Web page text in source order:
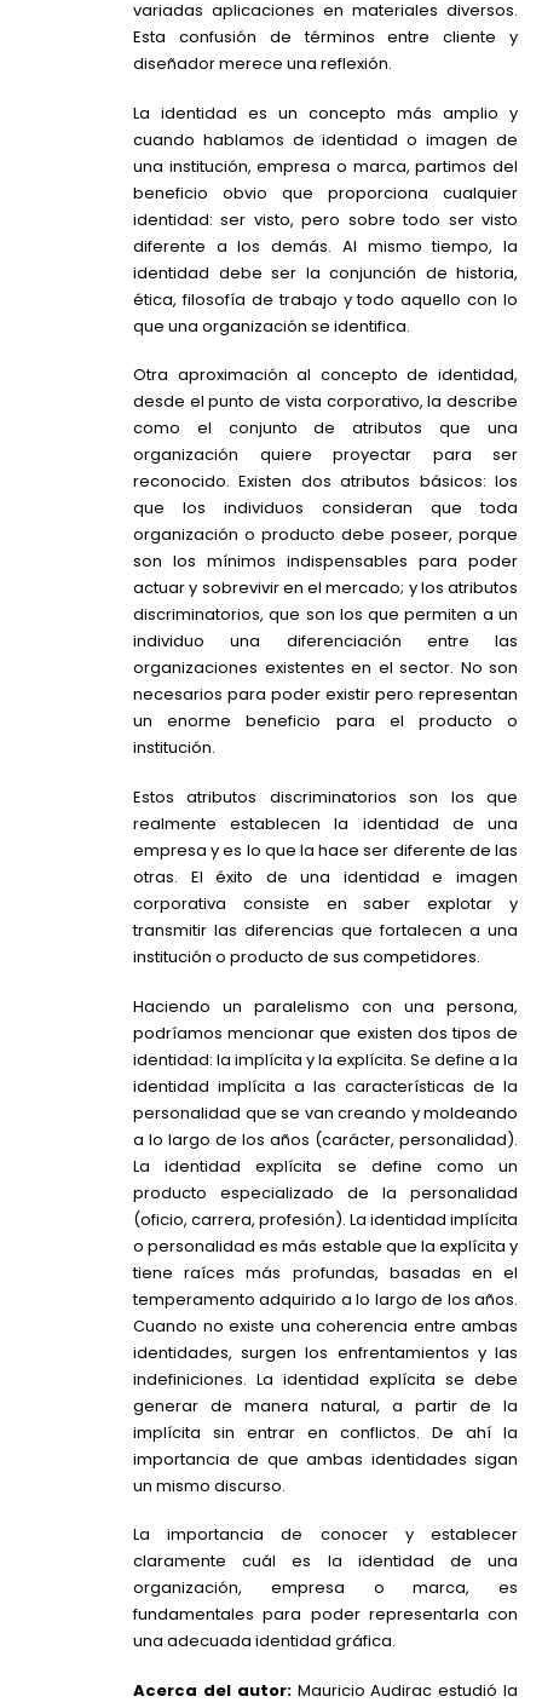
variadas aplicaciones en materiales diversos.
Esta confusión de términos entre cliente y
diseñador merece una reflexión.
La identidad es un concepto más amplio y
cuando hablamos de identidad o imagen de
una institución, empresa o marca, partimos del
beneficio obvio que proporciona cualquier
identidad: ser visto, pero sobre todo ser visto
diferente a los demás. Al mismo tiempo, la
identidad debe ser la conjunción de historia,
ética, filosofía de trabajo y todo aquello con lo
que una organización se identifica.
Otra aproximación al concepto de identidad,
desde el punto de vista corporativo, la describe
como el conjunto de atributos que una
organización quiere proyectar para ser
reconocido. Existen dos atributos básicos: los
que los individuos consideran que toda
organización o producto debe poseer, porque
son los mínimos indispensables para poder
actuar y sobrevivir en el mercado; y los atributos
discriminatorios, que son los que permiten a un
individuo una diferenciación entre las
organizaciones existentes en el sector. No son
necesarios para poder existir pero representan
un enorme beneficio para el producto o
institución.
Estos atributos discriminatorios son los que
realmente establecen la identidad de una
empresa y es lo que la hace ser diferente de las
otras. El éxito de una identidad e imagen
corporativa consiste en saber explotar y
transmitir las diferencias que fortalecen a una
institución o producto de sus competidores.
Haciendo un paralelismo con una persona,
podríamos mencionar que existen dos tipos de
identidad: la implícita y la explícita. Se define a la
identidad implícita a las características de la
personalidad que se van creando y moldeando
a lo largo de los años (carácter, personalidad).
La identidad explícita se define como un
producto especializado de la personalidad
(oficio, carrera, profesión). La identidad implícita
o personalidad es más estable que la explícita y
tiene raíces más profundas, basadas en el
temperamento adquirido a lo largo de los años.
Cuando no existe una coherencia entre ambas
identidades, surgen los enfrentamientos y las
indefiniciones. La identidad explícita se debe
generar de manera natural, a partir de la
implícita sin entrar en conflictos. De ahí la
importancia de que ambas identidades sigan
un mismo discurso.
La importancia de conocer y establecer
claramente cuál es la identidad de una
organización, empresa o marca, es
fundamentales para poder representarla con
una adecuada identidad gráfica.
Acerca del autor:Mauricio Audirac estudió la